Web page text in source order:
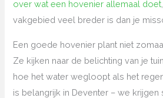
over wat een hovenier allemaal doet
vakgebied veel breder is dan je
Een goede hovenier plant niet
Ze kijken naar de belichting van je
hoe het water wegloopt als het
is belangrijk in Deventer – we